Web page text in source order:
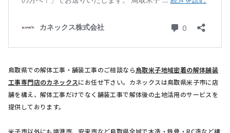
鳥取県での解体工事・舗装工事のご相談なら鳥取米子地域密着の解体舗装
工事専門店のカネックスにお任せ下さい。カネックスは鳥取県米子市に店
舗を構え、解体工事だけでなく舗装工事で解体後の土地活用のサービスを
提供しております。